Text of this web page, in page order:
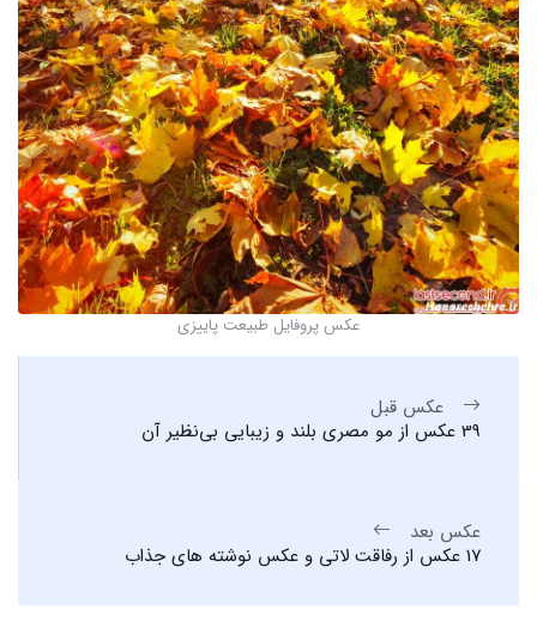
عکس پروفایل طبیعت پاییزی
عکس قبل
39 عکس از مو مصری بلند و زیبایی بی‌نظیر آن
عکس بعد
17 عکس از رفاقت لاتی و عکس نوشته های جذاب